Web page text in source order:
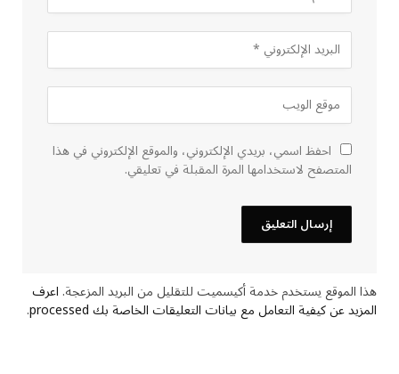
احفظ اسمي، بريدي الإلكتروني، والموقع الإلكتروني في هذا
المتصفح لاستخدامها المرة المقبلة في تعليقي.
هذا الموقع يستخدم خدمة أكيسميت للتقليل من البريد المزعجة.اعرف
المزيد عن كيفية التعامل مع بيانات التعليقات الخاصة بك processed .